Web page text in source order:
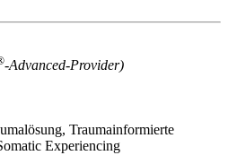
‑Advanced-Provider)
Traumainformierte
Experiencing